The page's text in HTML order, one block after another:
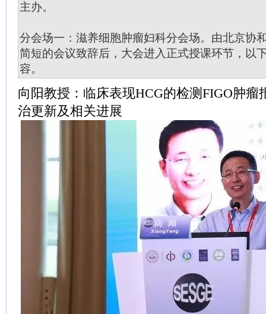
主办。
分会场一：滋养细胞肿瘤妇科分会场。由北京协
简短的会议致辞后，大会进入正式授课环节，以
容。
向阳教授：临床表现HCG的检测FIGO肿瘤
治更新及相关进展